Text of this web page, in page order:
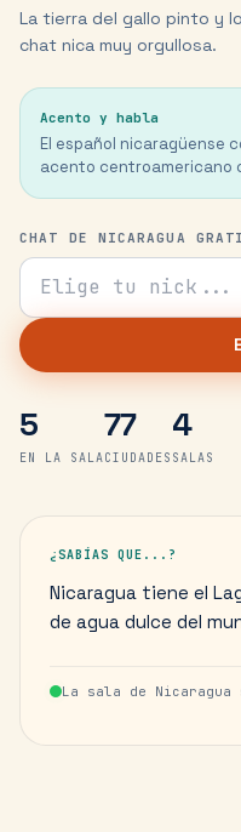
La tierra del gallo pinto y
chat nica muy orgullosa.
Acento y habla
El español nicaragüense
acento centroamericano
CHAT DE NICARAGUA
Tu nick para el chat
5
EN LA SALA
77
CIUDADES
4
SALAS
¿SABÍAS QUE...?
Nicaragua tiene el
de agua dulce del
La sala de Nicaragua